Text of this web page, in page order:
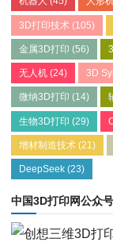
3D打印技术 (105)
金属3D打印 (56)
无人机 (24) 3D
微纳3D打印 (14)
生物3D打印 (29)
增材制造技术 (21)
DeepSeek (23)
中国3D打印网公众号